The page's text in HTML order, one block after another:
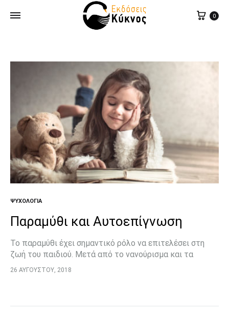
Cart
0
ΨΥΧΟΛΟΓΊΑ
Παραμύθι και Αυτοεπίγνωση
Το παραμύθι έχει σημαντικό ρόλο να επιτελέσει στη
ζωή του παιδιού. Μετά από το νανούρισμα και τα
πρώτα τραγουδάκια, το παραμύθι θα συντροφεύσει το
26 ΑΥΓΟΎΣΤΟΥ, 2018